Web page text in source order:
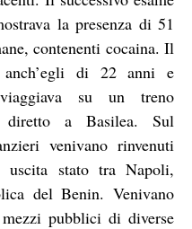
la presenza di 51
contenenti cocaina. Il
anch’egli di 22 anni e
su un treno
a Basilea. Sul
venivano rinvenuti
stato tra Napoli,
del Benin. Venivano
pubblici di diverse